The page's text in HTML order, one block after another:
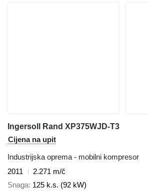
Ingersoll Rand XP375WJD-T3
Cijena na upit
Industrijska oprema - mobilni kompresor
2011
2.271 m/č
Snaga 125 k.s. (92 kW)